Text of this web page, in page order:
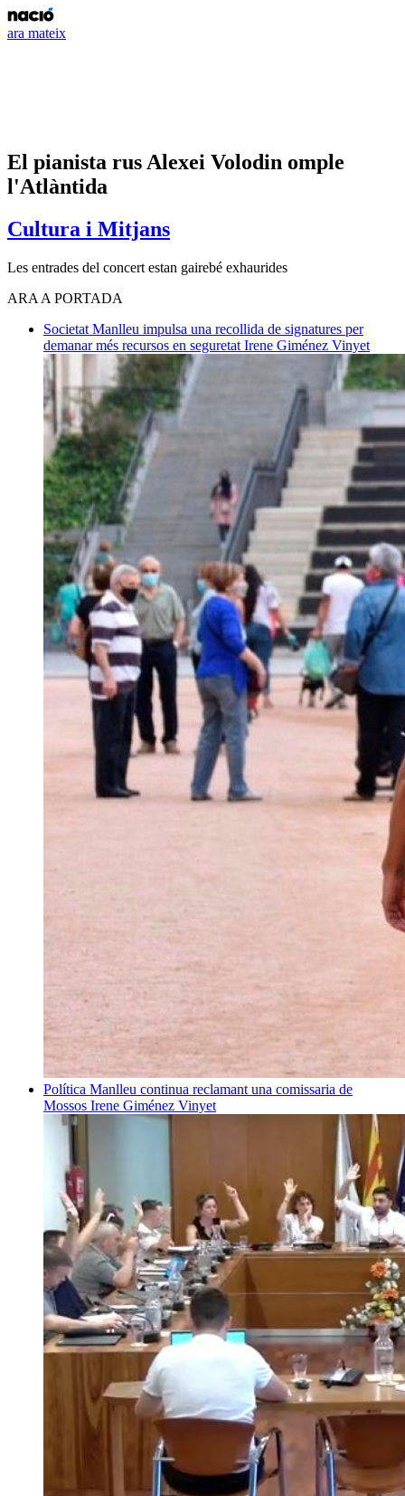
ara mateix
El pianista rus Alexei Volodin omple
l'Atlàntida
Cultura i Mitjans
Les entrades del concert estan gairebé exhaurides
ARA A PORTADA
Societat Manlleu impulsa una recollida de signatures per
demanar més recursos en seguretat Irene Giménez Vinyet
Política Manlleu continua reclamant una comissaria de
Mossos Irene Giménez Vinyet